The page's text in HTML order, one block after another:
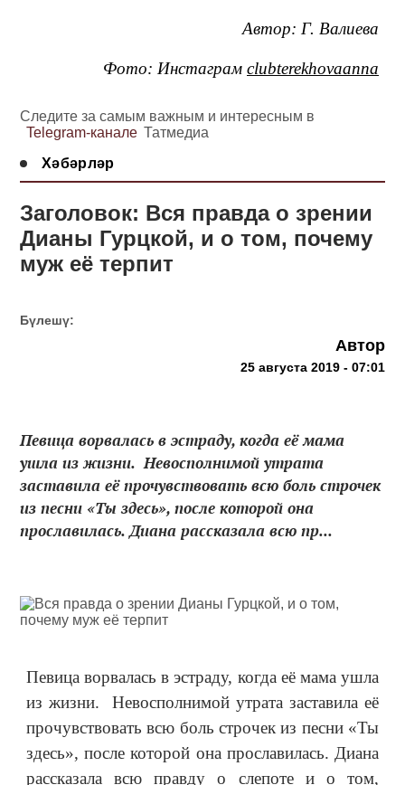
Автор: Г. Валиева
Фото: Инстаграм clubterekhovaanna
Следите за самым важным и интересным в
Telegram-канале Татмедиа
Хәбәрләр
Заголовок: Вся правда о зрении
Дианы Гурцкой, и о том, почему
муж её терпит
Бүлешү:
Автор
25 августа 2019 - 07:01
Певица ворвалась в эстраду, когда её мама
ушла из жизни. Невосполнимой утрата
заставила её прочувствовать всю боль строчек
из песни «Ты здесь», после которой она
прославилась. Диана рассказала всю пр...
Певица ворвалась в эстраду, когда её мама ушла
из жизни. Невосполнимой утрата заставила её
прочувствовать всю боль строчек из песни «Ты
здесь», после которой она прославилась. Диана
рассказала всю правду о слепоте и о том,